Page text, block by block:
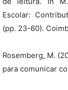
Escolar:
(pp. 23-60).
Rosemberg, M.
para comunicar